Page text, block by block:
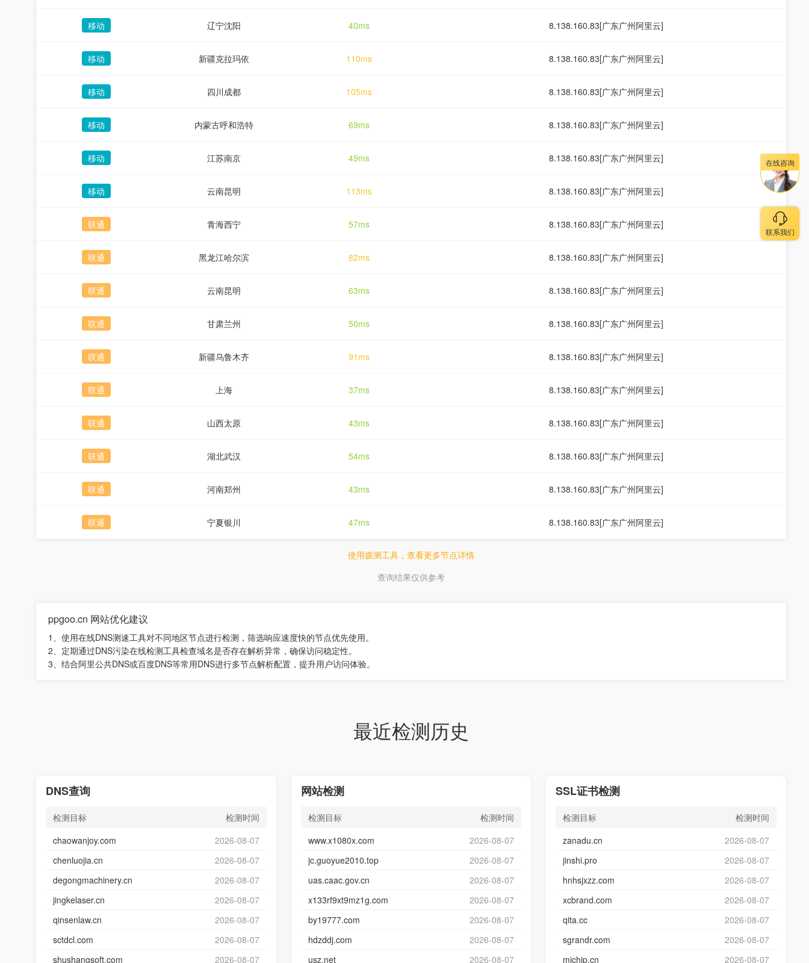
移动 辽宁沈阳 40ms 8.138.160.83[广东广州阿里云]
移动 新疆克拉玛依 110ms 8.138.160.83[广东广州阿里云]
移动 四川成都 105ms 8.138.160.83[广东广州阿里云]
移动 内蒙古呼和浩特 69ms 8.138.160.83[广东广州阿里云]
移动 江苏南京 49ms 8.138.160.83[广东广州阿里云]
移动 云南昆明 113ms 8.138.160.83[广东广州阿里云]
联通 青海西宁 57ms 8.138.160.83[广东广州阿里云]
联通 黑龙江哈尔滨 82ms 8.138.160.83[广东广州阿里云]
联通 云南昆明 63ms 8.138.160.83[广东广州阿里云]
联通 甘肃兰州 50ms 8.138.160.83[广东广州阿里云]
联通 新疆乌鲁木齐 91ms 8.138.160.83[广东广州阿里云]
联通 上海 37ms 8.138.160.83[广东广州阿里云]
联通 山西太原 43ms 8.138.160.83[广东广州阿里云]
联通 湖北武汉 54ms 8.138.160.83[广东广州阿里云]
联通 河南郑州 43ms 8.138.160.83[广东广州阿里云]
联通 宁夏银川 47ms 8.138.160.83[广东广州阿里云]
使用拨测工具，查看更多节点详情
查询结果仅供参考
ppgoo.cn 网站优化建议
1、使用在线DNS测速工具对不同地区节点进行检测，筛选响应速度快的节点优先使用。
2、定期通过DNS污染在线检测工具检查域名是否存在解析异常，确保访问稳定性。
3、结合阿里公共DNS或百度DNS等常用DNS进行多节点解析配置，提升用户访问体验。
最近检测历史
DNS查询
检测目标
检测时间
chaowanjoy.com
2026-08-07
chenluojia.cn
2026-08-07
degongmachinery.cn
2026-08-07
jingkelaser.cn
2026-08-07
qinsenlaw.cn
2026-08-07
sctdcl.com
2026-08-07
shushangsoft.com
2026-08-07
网站检测
检测目标
检测时间
www.x1080x.com
2026-08-07
jc.guoyue2010.top
2026-08-07
uas.caac.gov.cn
2026-08-07
x133rf9xt9mz1g.com
2026-08-07
by19777.com
2026-08-07
hdzddj.com
2026-08-07
usz.net
2026-08-07
SSL证书检测
检测目标
检测时间
zanadu.cn
2026-08-07
jinshi.pro
2026-08-07
hnhsjxzz.com
2026-08-07
xcbrand.com
2026-08-07
qita.cc
2026-08-07
sgrandr.com
2026-08-07
michip.cn
2026-08-07
在线咨询
联系我们